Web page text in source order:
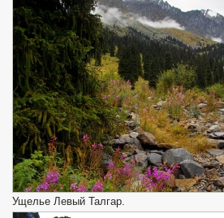
Ущелье Левый Талгар.